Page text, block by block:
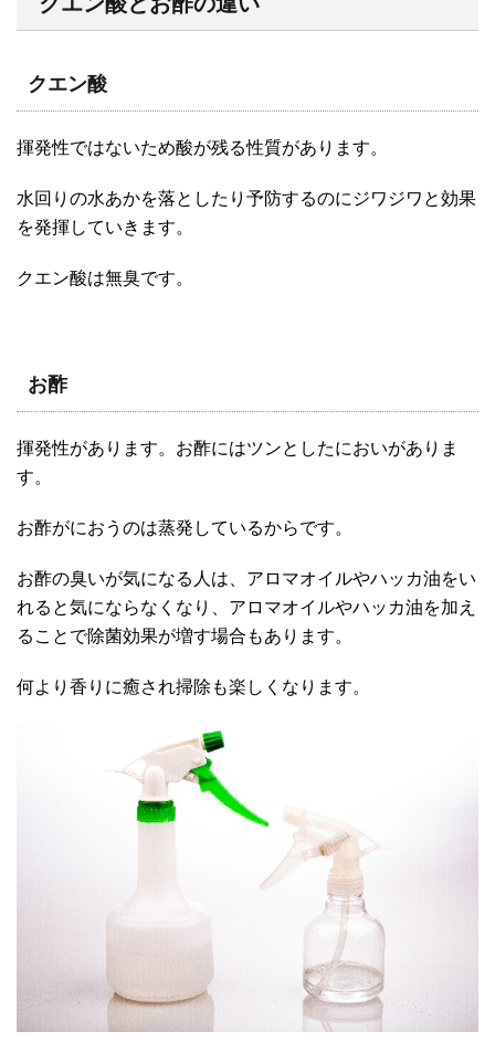
クエン酸
揮発性ではないため酸が残る性質があります。
水回りの水あかを落としたり予防するのにジワジワと効果
を発揮していきます。
クエン酸は無臭です。
お酢
揮発性があります。お酢にはツンとしたにおいがありま
す。
お酢がにおうのは蒸発しているからです。
お酢の臭いが気になる人は、アロマオイルやハッカ油をい
れると気にならなくなり、アロマオイルやハッカ油を加え
ることで除菌効果が増す場合もあります。
何より香りに癒され掃除も楽しくなります。